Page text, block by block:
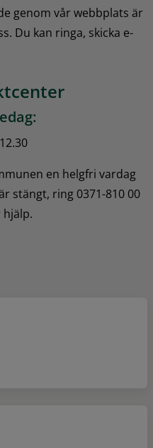
genom vår webbplats är
Du kan ringa, skicka e-
en helgfri vardag
stängt, ring 0371-810 00